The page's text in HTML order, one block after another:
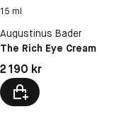
15 ml
Augustinus Bader
The Rich Eye Cream
Pris: 2 190 kr
2 190 kr